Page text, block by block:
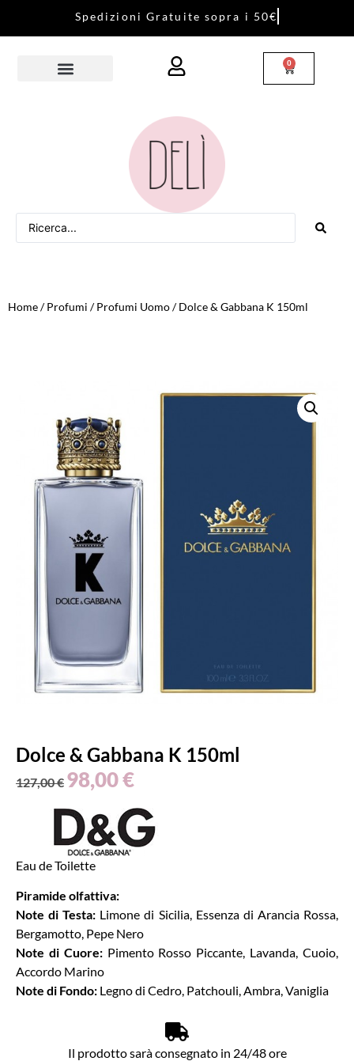
Sped izi on i Gratu ite sopra i 50€
0
Home/Profumi /Profumi Uomo/ Dolce & Gabbana K 150ml
Dolce & Gabbana K 150ml
127,00€ 98,00€
Eau de Toilette
Piramide olfattiva:
Note di Testa: Limone di Sicilia, Essenza di Arancia Rossa,
Bergamotto, Pepe Nero
Note di Cuore:Pimento Rosso Piccante, Lavanda, Cuoio,
Accordo Marino
Note di Fondo: Legno di Cedro, Patchouli, Ambra, Vaniglia
Il prodotto sarà consegnato in 24/48 ore